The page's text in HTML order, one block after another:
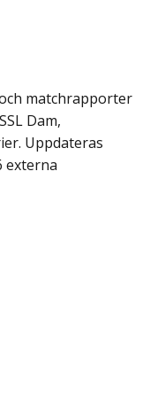
matchrapporter
Dam,
Uppdateras
externa